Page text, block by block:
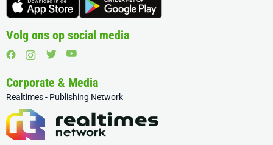
Volg ons op social media
Corporate & Media
Realtimes - Publishing Network